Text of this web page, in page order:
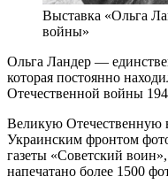
Выставка «Ольга
войны»
Ольга Ландер —
которая постоянно
Отечественной войны
Великую Отечественную
Украинским фронтом
газеты «Советский
напечатано более 1500